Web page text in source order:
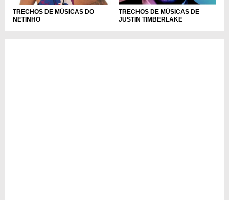
TRECHOS DE MÚSICAS DO
NETINHO
TRECHOS DE MÚSICAS DE
JUSTIN TIMBERLAKE